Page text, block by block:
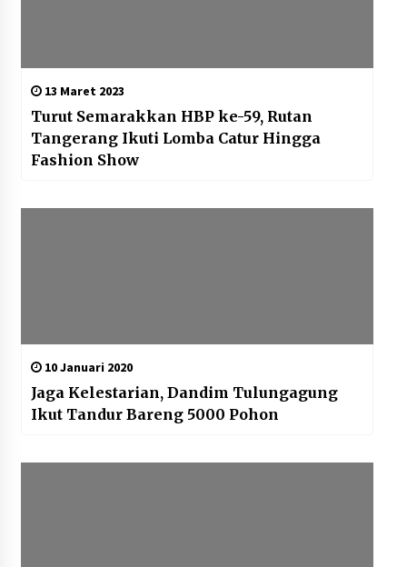
13 Maret 2023
Turut Semarakkan HBP ke-59, Rutan
Tangerang Ikuti Lomba Catur Hingga
Fashion Show
10 Januari 2020
Jaga Kelestarian, Dandim Tulungagung
Ikut Tandur Bareng 5000 Pohon